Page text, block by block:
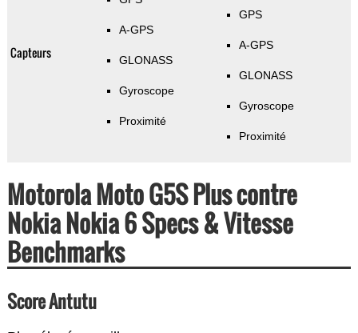
Capteurs
A-GPS
GLONASS
Gyroscope
Proximité
GPS
A-GPS
GLONASS
Gyroscope
Proximité
Motorola Moto G5S Plus contre
Nokia Nokia 6 Specs & Vitesse
Benchmarks
Score Antutu